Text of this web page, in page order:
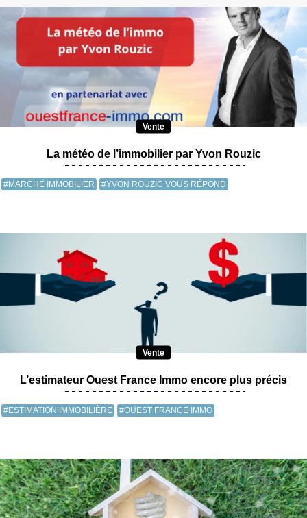
Vente
La météo de l’immobilier par Yvon Rouzic
#MARCHÉ IMMOBILIER #YVON ROUZIC VOUS RÉPOND
Vente
L’estimateur Ouest France Immo encore plus précis
#ESTIMATION IMMOBILIÈRE #OUEST FRANCE IMMO